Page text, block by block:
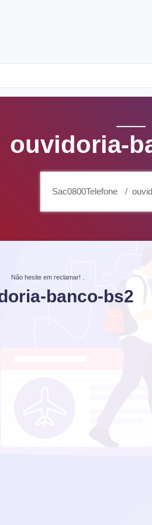
ouvidoria-
Sac0800Telefone
Não hesite em reclamar!
banco-bs2